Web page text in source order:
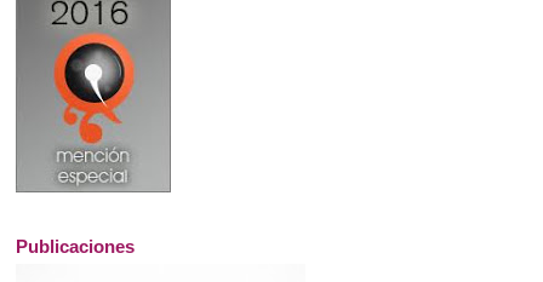
Publicaciones